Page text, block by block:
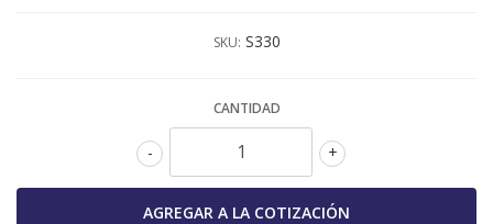
SKU: S330
CANTIDAD
+
-